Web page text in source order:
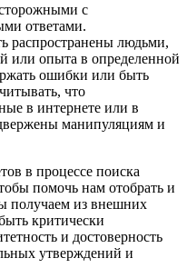
с
ответами.
распространены людьми,
или опыта в определенной
ошибки или быть
что
в интернете или в
манипуляциям и
в процессе поиска
помочь нам отобрать и
получаем из внешних
критически
и достоверность
утверждений и